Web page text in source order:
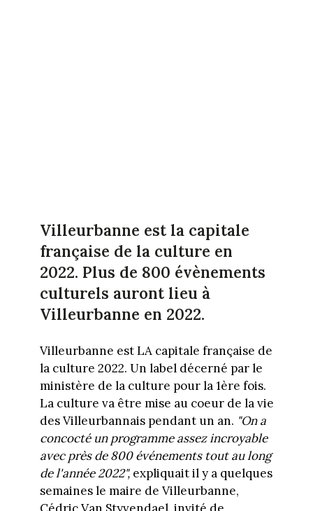
Villeurbanne est la capitale
française de la culture en
2022. Plus de 800 évènements
culturels auront lieu à
Villeurbanne en 2022.
Villeurbanne est LA capitale française de
la culture 2022. Un label décerné par le
ministère de la culture pour la 1ère fois.
La culture va être mise au coeur de la vie
des Villeurbannais pendant un an. "On a
concocté un programme assez incroyable
avec près de 800 événements tout au long
de l'année 2022", expliquait il y a quelques
semaines le maire de Villeurbanne,